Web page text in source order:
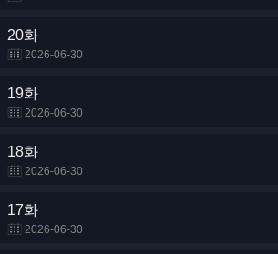
20화
2026-06-30
19화
2026-06-30
18화
2026-06-30
17화
2026-06-30